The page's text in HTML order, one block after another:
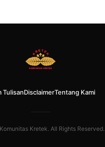
TulisanDisclaimerTentang Kami
Kretek. All Rights Reserved.